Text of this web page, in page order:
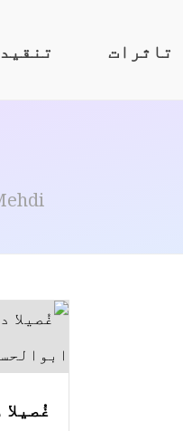
تنقید تاثرات